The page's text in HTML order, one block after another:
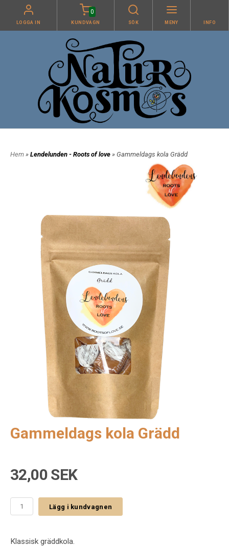
LOGGA IN
0
KUNDVAGN SÖK MENY INFO
Hem » Lendelunden - Roots of love » Gammeldags kola Grädd
Gammeldags kola Grädd
32,00 SEK
Lägg i kundvagnen
Klassisk gräddkola.